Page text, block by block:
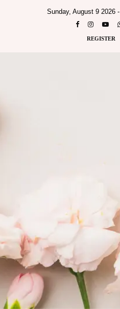
Sunday, August 9 2026 -
REGISTER